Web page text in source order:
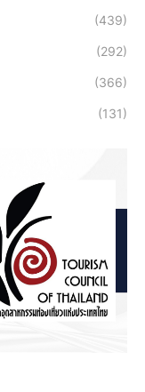
(439)
(292)
(366)
(131)